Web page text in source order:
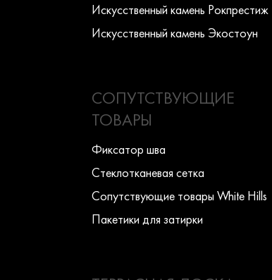
Искусcтвенный камень Рокпрестиж
Искусcтвенный камень Экостоун
СОПУТСТВУЮЩИЕ
ТОВАРЫ
Фиксатор шва
Стеклотканевая сетка
Сопутствующие товары White Hills
Пакетики для затирки